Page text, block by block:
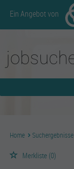
Ein Angebot von
Home Suchergebnisse
Merkliste (0)